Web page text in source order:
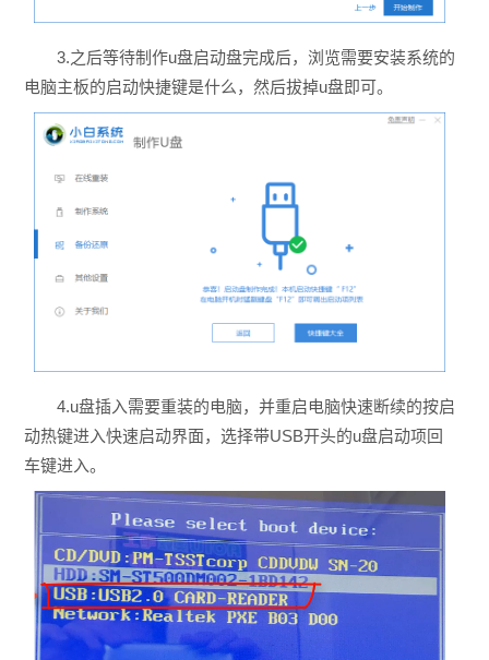
3.之后等待制作u盘启动盘完成后，浏览需要安装系统的
电脑主板的启动快捷键是什么，然后拔掉u盘即可。
4.u盘插入需要重装的电脑，并重启电脑快速断续的按启
动热键进入快速启动界面，选择带USB开头的u盘启动项回
车键进入。